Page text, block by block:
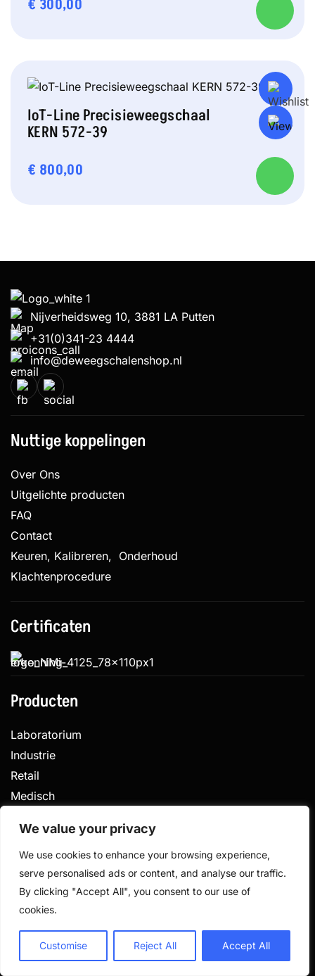
We value your privacy
We use cookies to enhance your browsing experience,
serve personalised ads or content, and analyse our traffic.
By clicking "Accept All", you consent to our use of
cookies.
Customise Reject All Accept All
€ 300,00
IoT-Line Precisieweegschaal
KERN 572-39
€ 800,00
Nijverheidsweg 10, 3881 LA Putten
+31(0)341-23 4444
info@deweegschalenshop.nl
Nuttige koppelingen
Over Ons
Uitgelichte producten
FAQ
Contact
Keuren, Kalibreren, Onderhoud
Klachtenprocedure
Certificaten
Producten
Laboratorium
Industrie
Retail
Medisch
© 2026 De Weegschalen Shop.nl – alle rechten
voorbehouden
Privacy Algemene voorwaarden